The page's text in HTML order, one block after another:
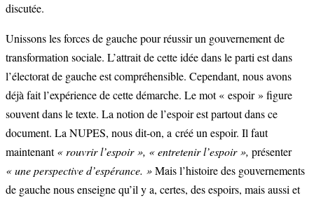
discutée.
Unissons les forces de gauche pour réussir un gouvernement de
transformation sociale. L’attrait de cette idée dans le parti est dans
l’électorat de gauche est compréhensible. Cependant, nous avons
déjà fait l’expérience de cette démarche. Le mot « espoir » figure
souvent dans le texte. La notion de l’espoir est partout dans ce
document. La NUPES, nous dit-on, a créé un espoir. Il faut
maintenant« rouvrir l’espoir », « entretenir l’espoir », présenter
« une perspective d’espérance. »Mais l’histoire des gouvernements
de gauche nous enseigne qu’il y a, certes, des espoirs, mais aussi et